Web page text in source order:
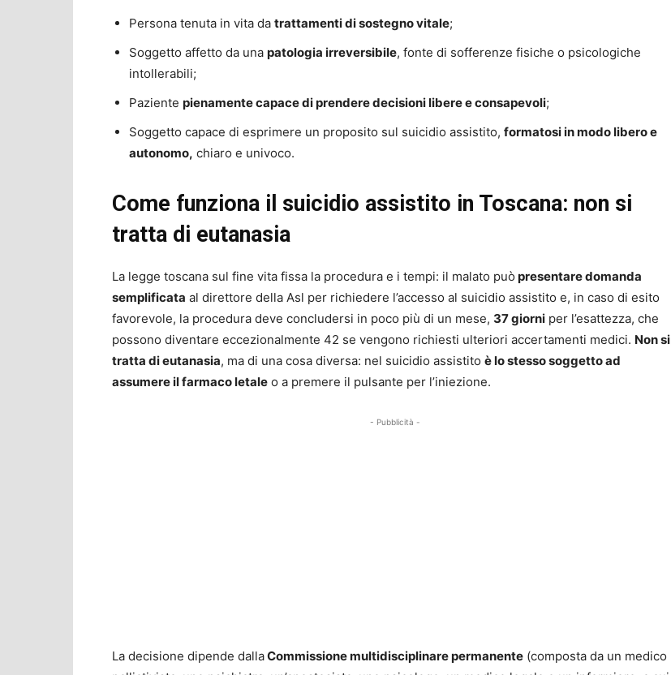
Persona tenuta in vita da trattamenti di sostegno vitale;
Soggetto affetto da una patologia irreversibile, fonte di sofferenze fisiche o psicologiche
intollerabili;
Paziente pienamente capace di prendere decisioni libere e consapevoli;
Soggetto capace di esprimere un proposito sul suicidio assistito, formatosi in modo libero e
autonomo, chiaro e univoco.
Come funziona il suicidio assistito in Toscana: non si
tratta di eutanasia
La legge toscana sul fine vita fissa la procedura e i tempi: il malato può presentare domanda
semplificata al direttore della Asl per richiedere l’accesso al suicidio assistito e, in caso di esito
favorevole, la procedura deve concludersi in poco più di un mese, 37 giorni per l’esattezza, che
possono diventare eccezionalmente 42 se vengono richiesti ulteriori accertamenti medici. Non si
tratta di eutanasia, ma di una cosa diversa: nel suicidio assistito è lo stesso soggetto ad
assumere il farmaco letale o a premere il pulsante per l’iniezione.
- Pubblicità -
La decisione dipende dallaCommissione multidisciplinare permanente (composta da un medico